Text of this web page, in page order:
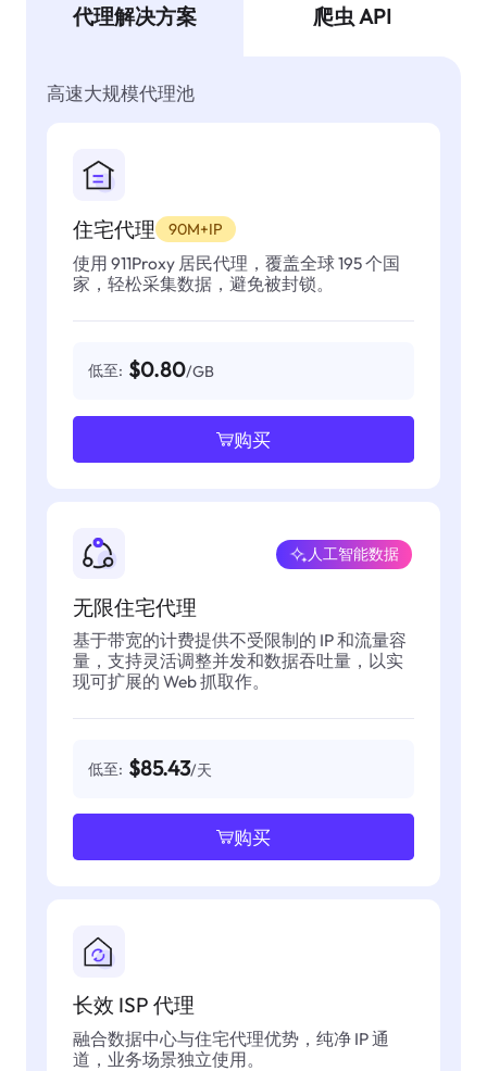
代理解决方案 爬虫 API
高速大规模代理池
住宅代理 90M+IP
使用 911Proxy 居民代理，覆盖全球 195 个国
家，轻松采集数据，避免被封锁。
低至: $0.80/GB
购买
无限住宅代理
人工智能数据
基于带宽的计费提供不受限制的 IP 和流量容
量，支持灵活调整并发和数据吞吐量，以实
现可扩展的 Web 抓取作。
低至: $85.43/天
购买
长效 ISP 代理
融合数据中心与住宅代理优势，纯净 IP 通
道，业务场景独立使用。